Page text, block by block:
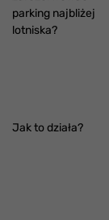
parking najbliżej
lotniska?
Jak to działa?